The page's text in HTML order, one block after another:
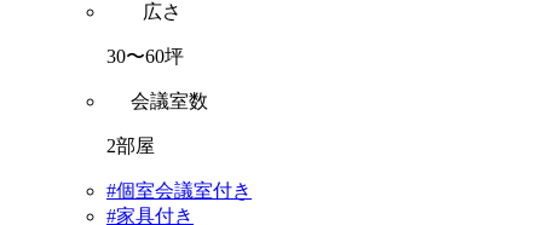
広さ
30〜60坪
会議室数
2部屋
#個室会議室付き
#家具付き